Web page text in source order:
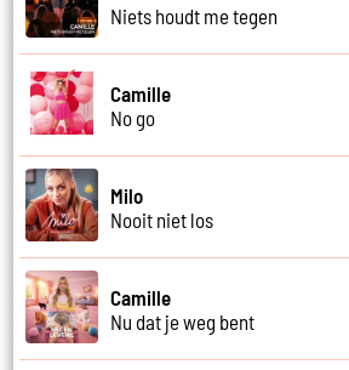
Niets houdt me tegen
Camille
No go
Milo
Nooit niet los
Camille
Nu dat je weg bent